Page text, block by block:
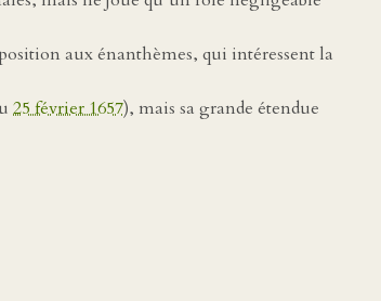
aux énanthèmes, qui intéressent la
25 février 1657), mais sa grande étendue